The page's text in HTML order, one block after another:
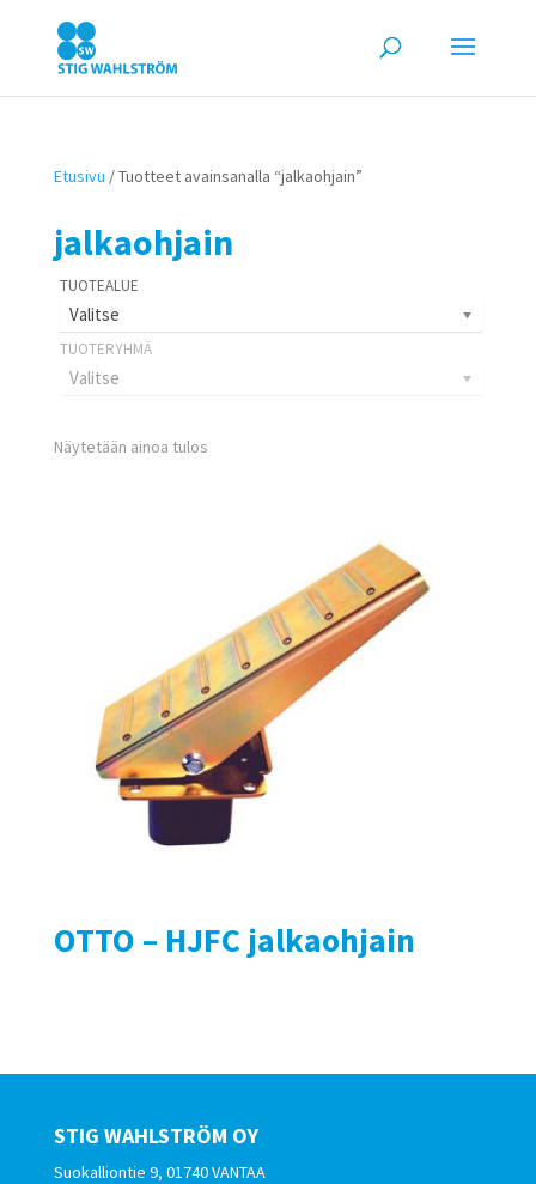
Etusivu / Tuotteet avainsanalla “jalkaohjain”
jalkaohjain
Valitse
Valitse
Näytetään ainoa tulos
OTTO – HJFC jalkaohjain
STIG WAHLSTRÖM OY
Suokalliontie 9, 01740 VANTAA